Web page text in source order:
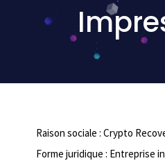
Raison sociale : Crypto
Forme juridique : Entreprise